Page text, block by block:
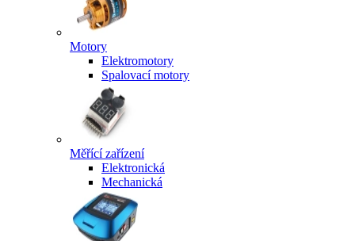
Motory
Elektromotory
Spalovací motory
Měřící zařízení
Elektronická
Mechanická